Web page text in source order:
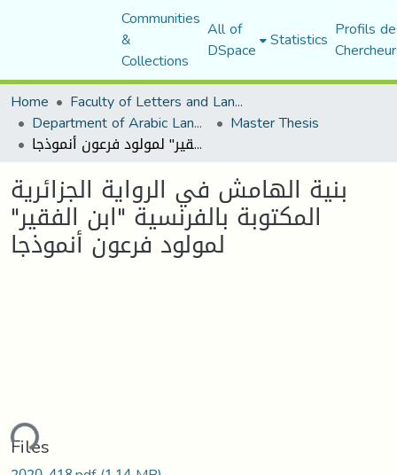
Communities
&
Collections
All of
DSpace Statistics Profils
Home
Faculty of Letters and Languages
Department of Arabic Language and Literature Master Thesis
بنية الهامش في الرواية الجزائرية المكتوبة بالفرنسية "ابن الفقير" لمولود فرعون أنموذجا
بنية الهامش في الرواية الجزائرية
المكتوبة بالفرنسية "ابن الفقير"
لمولود فرعون أنموذجا
Files